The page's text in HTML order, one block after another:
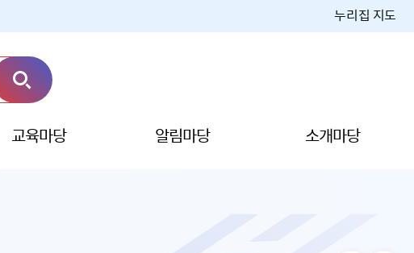
누리집 지도
교육마당 알림마당 소개마당